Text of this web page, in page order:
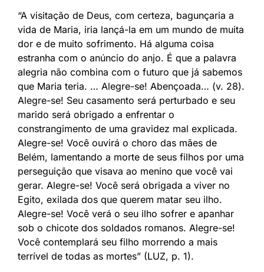
“A visitação de Deus, com certeza, bagunçaria a
vida de Maria, iria lançá-la em um mundo de muita
dor e de muito sofrimento. Há alguma coisa
estranha com o anúncio do anjo. É que a palavra
alegria não combina com o futuro que já sabemos
que Maria teria. … Alegre-se! Abençoada… (v. 28).
Alegre-se! Seu casamento será perturbado e seu
marido será obrigado a enfrentar o
constrangimento de uma gravidez mal explicada.
Alegre-se! Você ouvirá o choro das mães de
Belém, lamentando a morte de seus filhos por uma
perseguição que visava ao menino que você vai
gerar. Alegre-se! Você será obrigada a viver no
Egito, exilada dos que querem matar seu ilho.
Alegre-se! Você verá o seu ilho sofrer e apanhar
sob o chicote dos soldados romanos. Alegre-se!
Você contemplará seu filho morrendo a mais
terrível de todas as mortes” (LUZ, p. 1).